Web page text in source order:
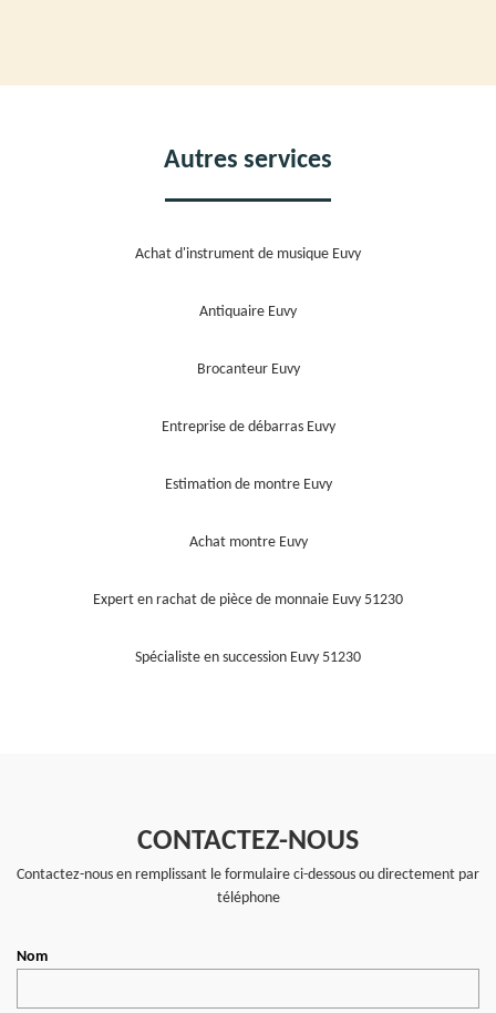
Autres services
Achat d'instrument de musique Euvy
Antiquaire Euvy
Brocanteur Euvy
Entreprise de débarras Euvy
Estimation de montre Euvy
Achat montre Euvy
Expert en rachat de pièce de monnaie Euvy 51230
Spécialiste en succession Euvy 51230
CONTACTEZ-NOUS
Contactez-nous en remplissant le formulaire ci-dessous ou directement par
téléphone
Nom